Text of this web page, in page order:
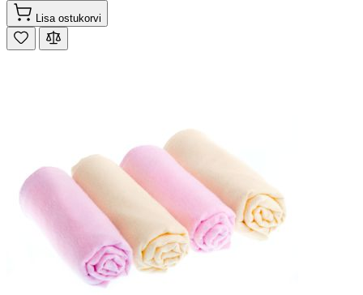
Lisa ostukorvi